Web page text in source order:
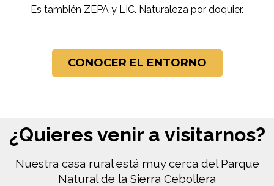
Es también ZEPA y LIC. Naturaleza por doquier.
CONOCER EL ENTORNO
¿Quieres venir a visitarnos?
Nuestra casa rural está muy cerca del Parque
Natural de la Sierra Cebollera